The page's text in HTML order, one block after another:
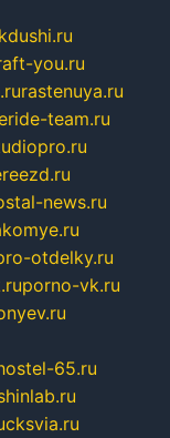
you.ru
rastenuya.ru
team.ru
news.ru
otdelky.ru
porno-vk.ru
65.ru